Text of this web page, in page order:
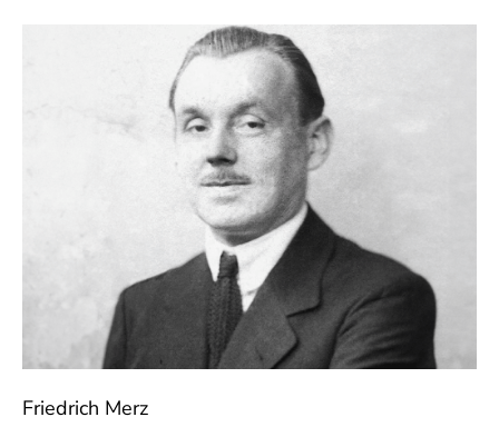
Friedrich Merz